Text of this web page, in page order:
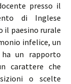
presso il
di Inglese
il paesino rurale
infelice, un
un rapporto
carattere che
o scelte